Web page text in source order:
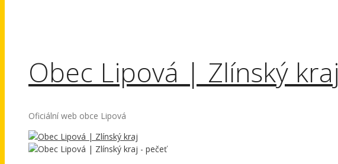
Obec Lipová | Zlínský kraj
Oficiální web obce Lipová